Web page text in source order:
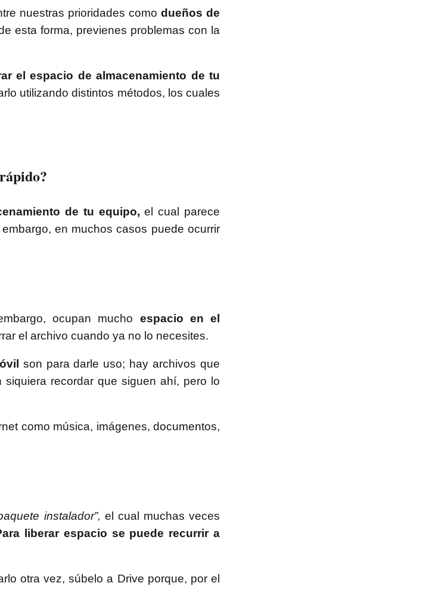
nuestras prioridades como dueños de
esta forma, previenes problemas con la
el espacio de almacenamiento de tu
utilizando distintos métodos, los cuales
de tu equipo,el cual parece
en muchos casos puede ocurrir
ocupan mucho espacio en el
el archivo cuando ya no lo necesites.
son para darle uso; hay archivos que
recordar que siguen ahí, pero lo
como música, imágenes, documentos,
instalador”, el cual muchas veces
liberar espacio se puede recurrir a
otra vez, súbelo a Drive porque, por el